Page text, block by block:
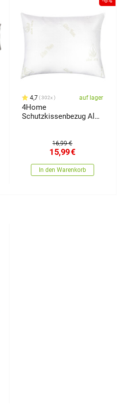
4,7 302x auf lager
4Home
Schutzkissenbezug Aloe
16,99 €
15,99€
In den Warenkorb